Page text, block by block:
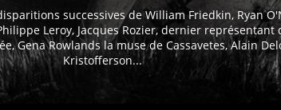
successives de William Friedkin, Ryan
Leroy, Jacques Rozier, dernier représentant
Gena Rowlands la muse de Cassavetes, Alain
Kristofferson...